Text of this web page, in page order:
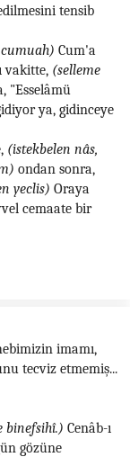
tensib
Cum'a
vakitte, (selleme
"Esselâmü
ya, gidinceye
(istekbelen nâs,
ondan sonra,
yeclis) Oraya
cemaate bir
imamı,
tecviz etmemiş...
binefsihî.) Cenâb-ı
gözüne